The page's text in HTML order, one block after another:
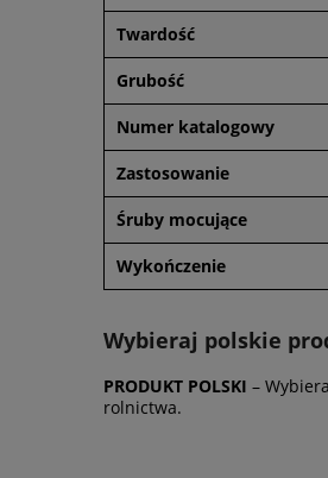
Twardość
Grubość
Numer katalogowy
Zastosowanie
Śruby mocujące
Wykończenie
Wybieraj polskie
PRODUKT POLSKI –
rolnictwa.